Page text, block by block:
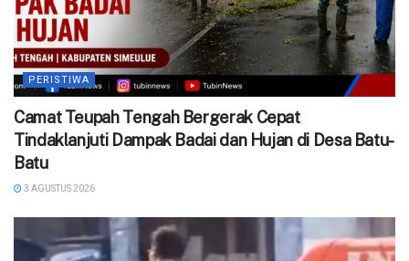
PERISTIWA
Camat Teupah Tengah Bergerak Cepat
Tindaklanjuti Dampak Badai dan Hujan di Desa Batu-
Batu
3 AGUSTUS 2026